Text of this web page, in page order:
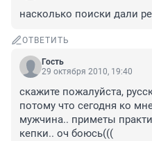
насколько поиски дали
ОТВЕТИТЬ
Гость
29 октября 2010, 19:40
скажите пожалуйста,
потому что сегодня ко
мужчина.. приметы
кепки.. оч боюсь(((